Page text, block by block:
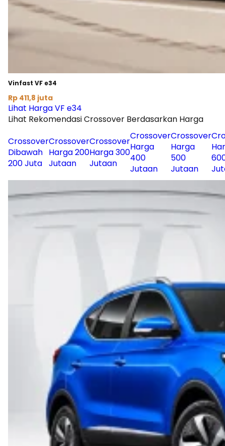
Vinfast VF e34
Rp 411,8 juta
Lihat Harga VF e34
Lihat Rekomendasi Crossover Berdasarkan Harga
Crossover
Dibawah
200 Juta
Crossover
Harga 200
Jutaan
Crossover
Harga 300
Jutaan
Crossover
Harga
400
Jutaan
Crossover
Harga
500
Jutaan